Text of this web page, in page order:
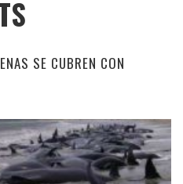
SE CUBREN CON